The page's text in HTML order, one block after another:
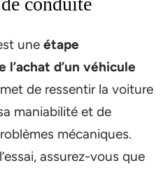
une étape
d’un véhicule
de ressentir la voiture
maniabilité et de
mécaniques.
assurez-vous que